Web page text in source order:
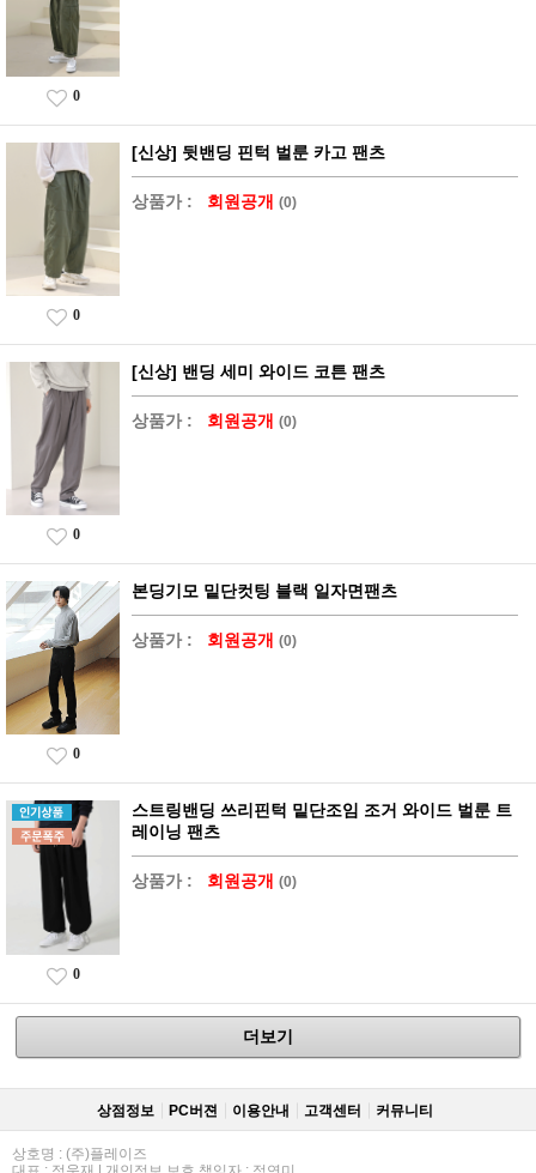
0
[신상] 뒷밴딩 핀턱 벌룬 카고 팬츠
상품가 : 회원공개 (0)
0
[신상] 밴딩 세미 와이드 코튼 팬츠
상품가 : 회원공개 (0)
0
본딩기모 밑단컷팅 블랙 일자면팬츠
상품가 : 회원공개 (0)
0
스트링밴딩 쓰리핀턱 밑단조임 조거 와이드 벌룬 트
레이닝 팬츠
상품가 : 회원공개 (0)
0
더보기
상점정보 PC버젼 이용안내 고객센터 커뮤니티
상호명 : (주)플레이즈